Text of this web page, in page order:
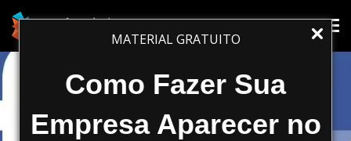
MATERIAL GRATUITO
Como Fazer Sua
Empresa Aparecer no